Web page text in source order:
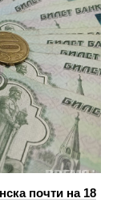
почти на 18